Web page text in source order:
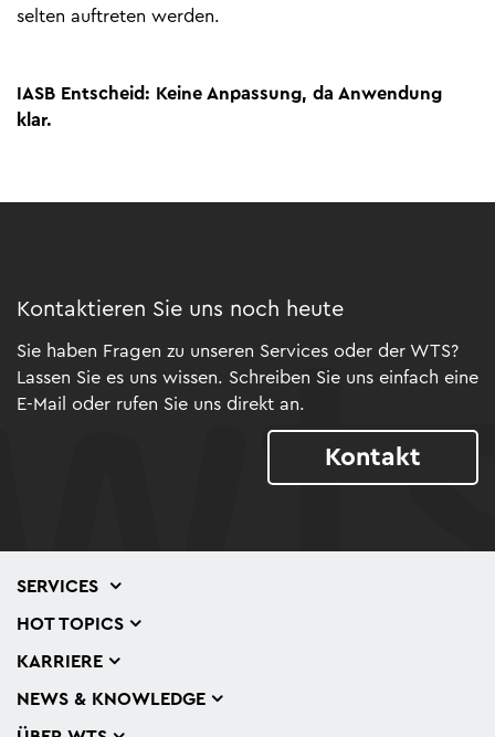
selten auftreten werden.
IASB Entscheid: Keine Anpassung, da Anwendung
klar.
Kontaktieren Sie uns noch heute
Sie haben Fragen zu unseren Services oder der WTS?
Lassen Sie es uns wissen. Schreiben Sie uns einfach eine
E-Mail oder rufen Sie uns direkt an.
Kontakt
SERVICES
HOT TOPICS
KARRIERE
NEWS & KNOWLEDGE